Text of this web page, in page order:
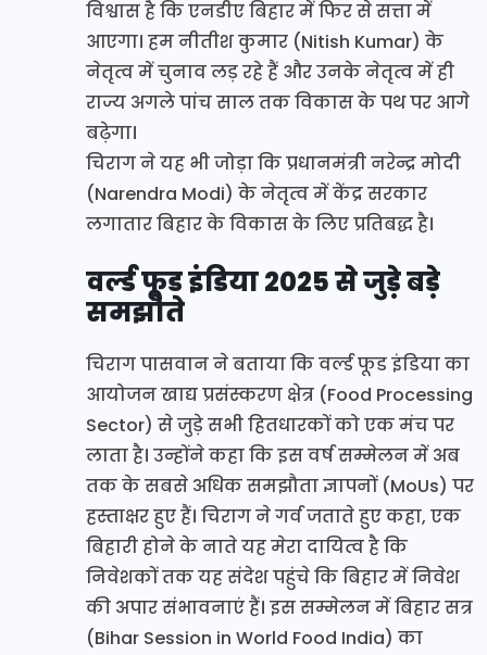
विश्वास है कि एनडीए बिहार में फिर से सत्ता में
आएगा। हम नीतीश कुमार (Nitish Kumar) के
नेतृत्व में चुनाव लड़ रहे हैं और उनके नेतृत्व में ही
राज्य अगले पांच साल तक विकास के पथ पर आगे
बढ़ेगा।
चिराग ने यह भी जोड़ा कि प्रधानमंत्री नरेन्द्र मोदी
(Narendra Modi) के नेतृत्व में केंद्र सरकार
लगातार बिहार के विकास के लिए प्रतिबद्ध है।
वर्ल्ड फूड इंडिया 2025 से जुड़े बड़े
समझौते
चिराग पासवान ने बताया कि वर्ल्ड फूड इंडिया का
आयोजन खाद्य प्रसंस्करण क्षेत्र (Food Processing
Sector) से जुड़े सभी हितधारकों को एक मंच पर
लाता है। उन्होंने कहा कि इस वर्ष सम्मेलन में अब
तक के सबसे अधिक समझौता ज्ञापनों (MoUs) पर
हस्ताक्षर हुए हैं। चिराग ने गर्व जताते हुए कहा, एक
बिहारी होने के नाते यह मेरा दायित्व है कि
निवेशकों तक यह संदेश पहुंचे कि बिहार में निवेश
की अपार संभावनाएं हैं। इस सम्मेलन में बिहार सत्र
(Bihar Session in World Food India) का